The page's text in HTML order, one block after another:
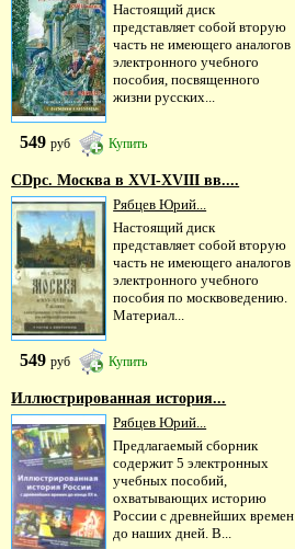
Настоящий диск
представляет собой вторую
часть не имеющего аналогов
электронного учебного
пособия, посвященного
жизни русских...
549руб Купить
CDpc. Москва в XVI-XVIII вв....
Рябцев Юрий...
Настоящий диск
представляет собой вторую
часть не имеющего аналогов
электронного учебного
пособия по москвоведению.
Материал...
549руб Купить
Иллюстрированная история...
Рябцев Юрий...
Предлагаемый сборник
содержит 5 электронных
учебных пособий,
охватывающих историю
России с древнейших времен
до наших дней. В...